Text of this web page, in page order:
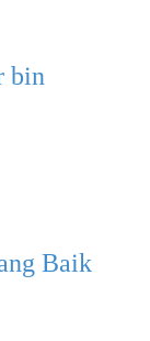
bin
Baik